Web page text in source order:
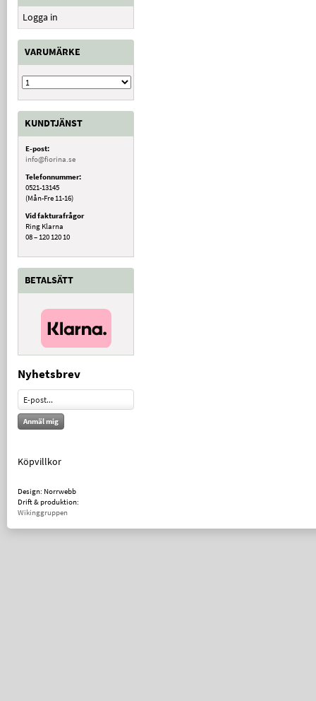
Logga in
VARUMÄRKE
KUNDTJÄNST
E-post:
info@fiorina.se
Telefonnummer:
0521-13145
(Mån-Fre 11-16)
Vid fakturafrågor
Ring Klarna
08 – 120 120 10
BETALSÄTT
Nyhetsbrev
Anmäl mig
Köpvillkor
Design: Norrwebb
Drift & produktion:
Wikinggruppen